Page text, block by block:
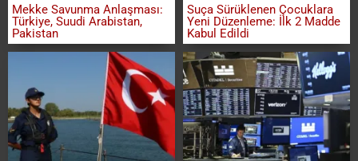
Mekke Savunma Anlaşması:
Türkiye, Suudi Arabistan,
Pakistan
Suça Sürüklenen Çocuklara
Yeni Düzenleme: İlk 2 Madde
Kabul Edildi